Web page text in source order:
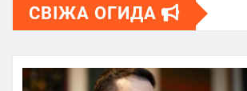
СВІЖА ОГИДА